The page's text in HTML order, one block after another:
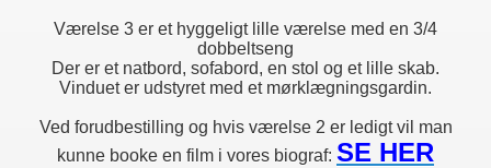
Værelse 3 er et hyggeligt lille værelse med en 3/4
dobbeltseng
Der er et natbord, sofabord, en stol og et lille skab.
Vinduet er udstyret med et mørklægningsgardin.
Ved forudbestilling og hvis værelse 2 er ledigt vil man
kunne booke en film i vores biograf: SE HER